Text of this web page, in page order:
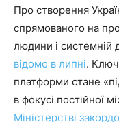
Про створення
спрямованого на
людини і системній
відомо в липні.
платформи стане
в фокусі постійної
Міністерстві